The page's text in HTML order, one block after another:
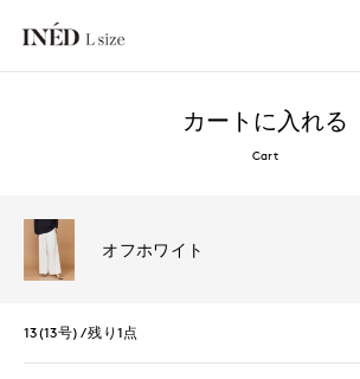
カートに入れる
Cart
オフホワイト
13(13号) 残り1点